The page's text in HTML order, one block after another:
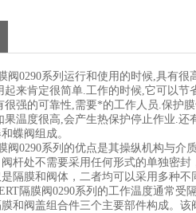
阀0290系列运行和使用的时候,具有
起来肯定很简单.工作的时候,它可以
很强的可靠性,需要*的工作人员.保护
温度很高,会产生热保护停止作业.还
蝶阀组成。
阀0290系列的优点是其操纵机构与
杆处不需要采用任何形式的单独密
隔膜和阀体，二者均可以采用多种
隔膜阀0290系列的工作温度通常
和阀盖组合件三个主要部件构成。